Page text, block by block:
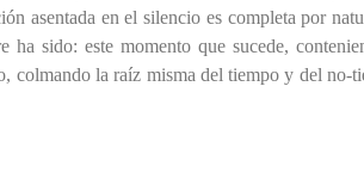
asentada en el silencio es completa por
sido: este momento que sucede,
colmando la raíz misma del tiempo y del no-